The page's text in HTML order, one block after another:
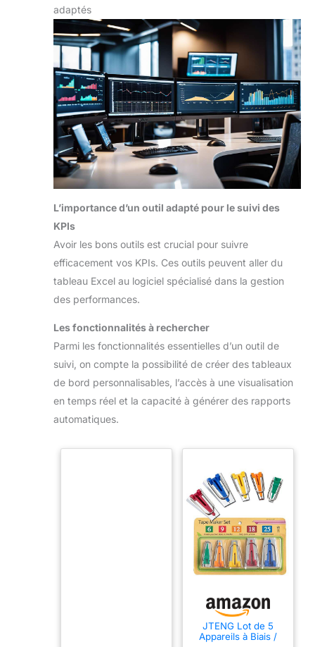
adaptés
L’importance d’un outil adapté pour le suivi des
KPIs
Avoir les bons outils est crucial pour suivre
efficacement vos KPIs. Ces outils peuvent aller du
tableau Excel au logiciel spécialisé dans la gestion
des performances.
Les fonctionnalités à rechercher
Parmi les fonctionnalités essentielles d’un outil de
suivi, on compte la possibilité de créer des tableaux
de bord personnalisables, l’accès à une visualisation
en temps réel et la capacité à générer des rapports
automatiques.
JTENG Lot de 5
Appareils à Biais /